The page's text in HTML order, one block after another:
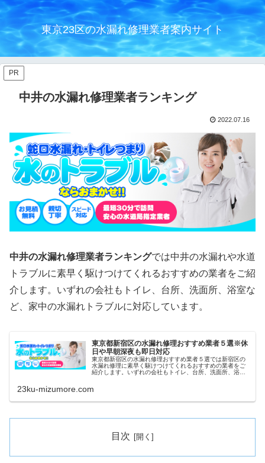
東京23区の水漏れ修理業者案内サイト
PR
中井の水漏れ修理業者ランキング
2022.07.16
中井の水漏れ修理業者ランキングでは中井の水漏れや水道
トラブルに素早く駆けつけてくれるおすすめの業者をご紹
介します。いずれの会社もトイレ、台所、洗面所、浴室な
ど、家中の水漏れトラブルに対応しています。
東京都新宿区の水漏れ修理おすすめ業者５選※休
日や早朝深夜も即日対応
東京都新宿区の水漏れ修理おすすめ業者５選では新宿区の
水漏れ修理に素早く駆けつけてくれるおすすめの業者をご
紹介します。いずれの会社もトイレ、台所、洗面所、浴室
23ku-mizumore.com
目次